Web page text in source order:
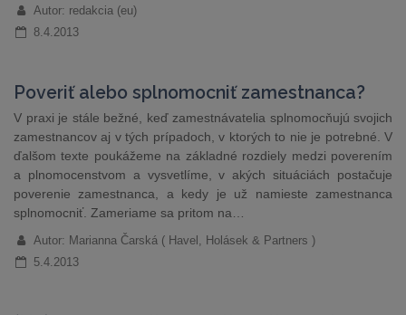
Autor: redakcia (eu)
8.4.2013
Poveriť alebo splnomocniť zamestnanca?
V praxi je stále bežné, keď zamestnávatelia splnomocňujú svojich
zamestnancov aj v tých prípadoch, v ktorých to nie je potrebné. V
ďalšom texte poukážeme na základné rozdiely medzi poverením
a plnomocenstvom a vysvetlíme, v akých situáciách postačuje
poverenie zamestnanca, a kedy je už namieste zamestnanca
splnomocniť. Zameriame sa pritom na…
Autor: Marianna Čarská ( Havel, Holásek & Partners )
5.4.2013